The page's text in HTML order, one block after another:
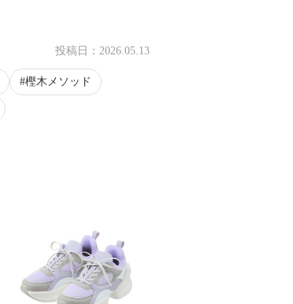
投稿日： 2026.05.13
樫木メソッド